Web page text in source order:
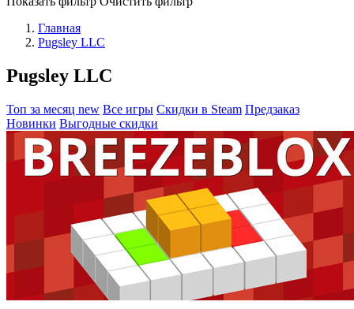
Главная
Pugsley LLC
Pugsley LLC
Топ за месяц new Все игры Скидки в Steam Предзаказ
Новинки Выгодные скидки